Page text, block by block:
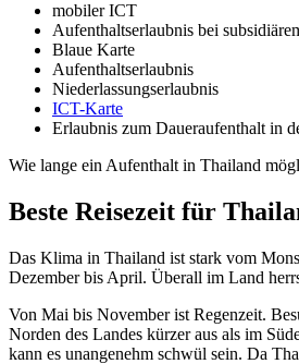
mobiler ICT
Aufenthaltserlaubnis bei
Blaue Karte
Aufenthaltserlaubnis
Niederlassungserlaubnis
ICT-Karte
Erlaubnis zum Daueraufenthalt in
Wie lange ein Aufenthalt in Thailand
Beste Reisezeit für
Das Klima in Thailand ist stark vom
Dezember bis April. Überall im Land
Von Mai bis November ist Regenzeit.
Norden des Landes kürzer aus als im
kann es unangenehm schwül sein. Da